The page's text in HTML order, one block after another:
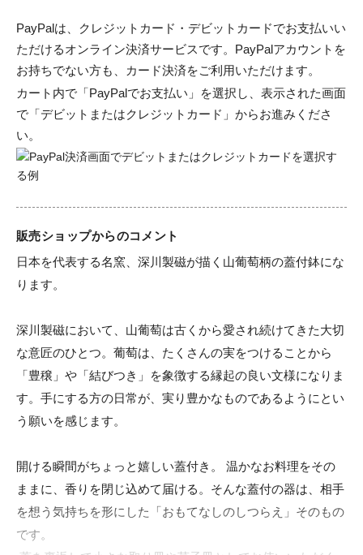
PayPalは、クレジットカード・デビットカードでお支払いい
ただけるオンライン決済サービスです。PayPalアカウントを
お持ちでない方も、カード決済をご利用いただけます。
カート内で「PayPalでお支払い」を選択し、表示された画面
で「デビットまたはクレジットカード」からお進みくださ
い。
販売ショップからのコメント
日本を代表する名窯、深川製磁が描く山葡萄柄の蓋付鉢にな
ります。
深川製磁において、山葡萄は古くから愛され続けてきた大切
な意匠のひとつ。葡萄は、たくさんの実をつけることから
「豊穣」や「結びつき」を象徴する縁起の良い文様になりま
す。手にする方の日常が、実り豊かなものであるようにとい
う願いを感じます。
開ける瞬間がちょっと嬉しい蓋付き。 温かなお料理をその
ままに、香りを閉じ込めて届ける。そんな蓋付の器は、相手
を想う気持ちを形にした「おもてなしのしつらえ」そのもの
です。